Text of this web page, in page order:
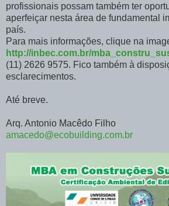
profissionais possam também ter
aperfeiçar nesta área de fundamental
país.
Para mais informações, clique na
http://inbec.com.br/
(11) 2626 9575. Fico também à
esclarecimentos.
Até breve.
Arq. Antonio Macêdo Filho
amacedo@ecobuilding.com.br